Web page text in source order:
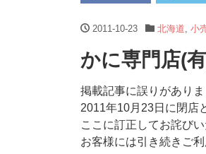
2011-10-23 北海道 小
かに専門店(
掲載記事に誤りがあり
2011年10月23日に閉店
ここに訂正してお詫びい
お客様には引き続きご